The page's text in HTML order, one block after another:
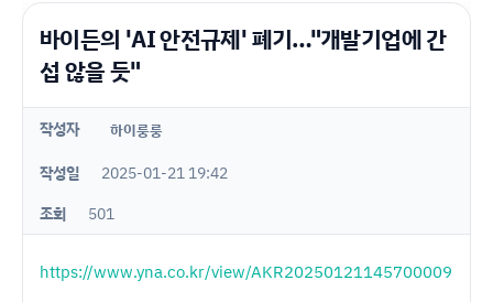
바이든의 'AI 안전규제' 폐기…"개발기업에 간
섭 않을 듯"
작성자 하이룽룽
작성일
2025-01-21 19:42
조회
501
https://www.yna.co.kr/view/AKR20250121145700009